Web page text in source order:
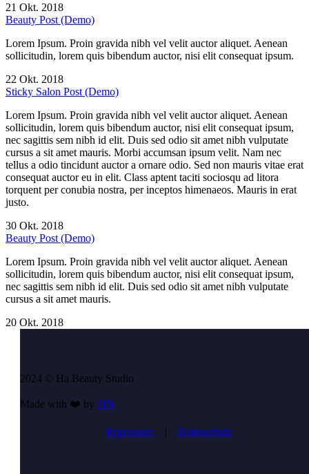
21 Okt. 2018
Beauty Post (Demo)
Lorem Ipsum. Proin gravida nibh vel velit auctor aliquet. Aenean
sollicitudin, lorem quis bibendum auctor, nisi elit consequat ipsum.
22 Okt. 2018
Sticky Salon Post (Demo)
Lorem Ipsum. Proin gravida nibh vel velit auctor aliquet. Aenean
sollicitudin, lorem quis bibendum auctor, nisi elit consequat ipsum,
nec sagittis sem nibh id elit. Duis sed odio sit amet nibh vulputate
cursus a sit amet mauris. Morbi accumsan ipsum velit. Nam nec
tellus a odio tincidunt auctor a ornare odio. Sed non mauris vitae erat
consequat auctor eu in elit. Class aptent taciti sociosqu ad litora
torquent per conubia nostra, per inceptos himenaeos. Mauris in erat
justo.
30 Okt. 2018
Beauty Post (Demo)
Lorem Ipsum. Proin gravida nibh vel velit auctor aliquet. Aenean
sollicitudin, lorem quis bibendum auctor, nisi elit consequat ipsum,
nec sagittis sem nibh id elit. Duis sed odio sit amet nibh vulputate
cursus a sit amet mauris.
20 Okt. 2018
2024 © Ha Beauty Studio
Made with ❤️ by HN
Impressum | Datenschutz